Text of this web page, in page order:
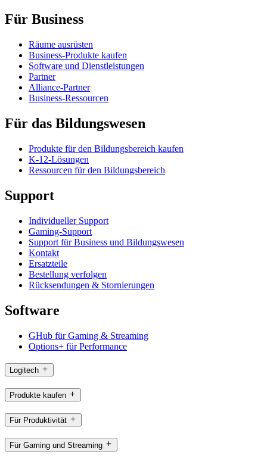
Für Business
Räume ausrüsten
Business-Produkte kaufen
Software und Dienstleistungen
Partner
Alliance-Partner
Business-Ressourcen
Für das Bildungswesen
Produkte für den Bildungsbereich kaufen
K-12-Lösungen
Ressourcen für den Bildungsbereich
Support
Individueller Support
Gaming-Support
Support für Business und Bildungswesen
Kontakt
Ersatzteile
Bestellung verfolgen
Rücksendungen & Stornierungen
Software
GHub für Gaming & Streaming
Options+ für Performance
Logitech
Produkte kaufen
Für Produktivität
Für Gaming und Streaming